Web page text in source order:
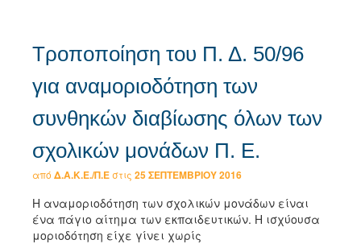
Τροποποίηση του Π. Δ. 50/96
για αναμοριοδότηση των
συνθηκών διαβίωσης όλων των
σχολικών μονάδων Π. Ε.
από Δ.Α.Κ.Ε./Π.Εστις 25 ΣΕΠΤΕΜΒΡΊΟΥ 2016
Η αναμοριοδότηση των σχολικών μονάδων είναι
ένα πάγιο αίτημα των εκπαιδευτικών. Η ισχύουσα
μοριοδότηση είχε γίνει χωρίς